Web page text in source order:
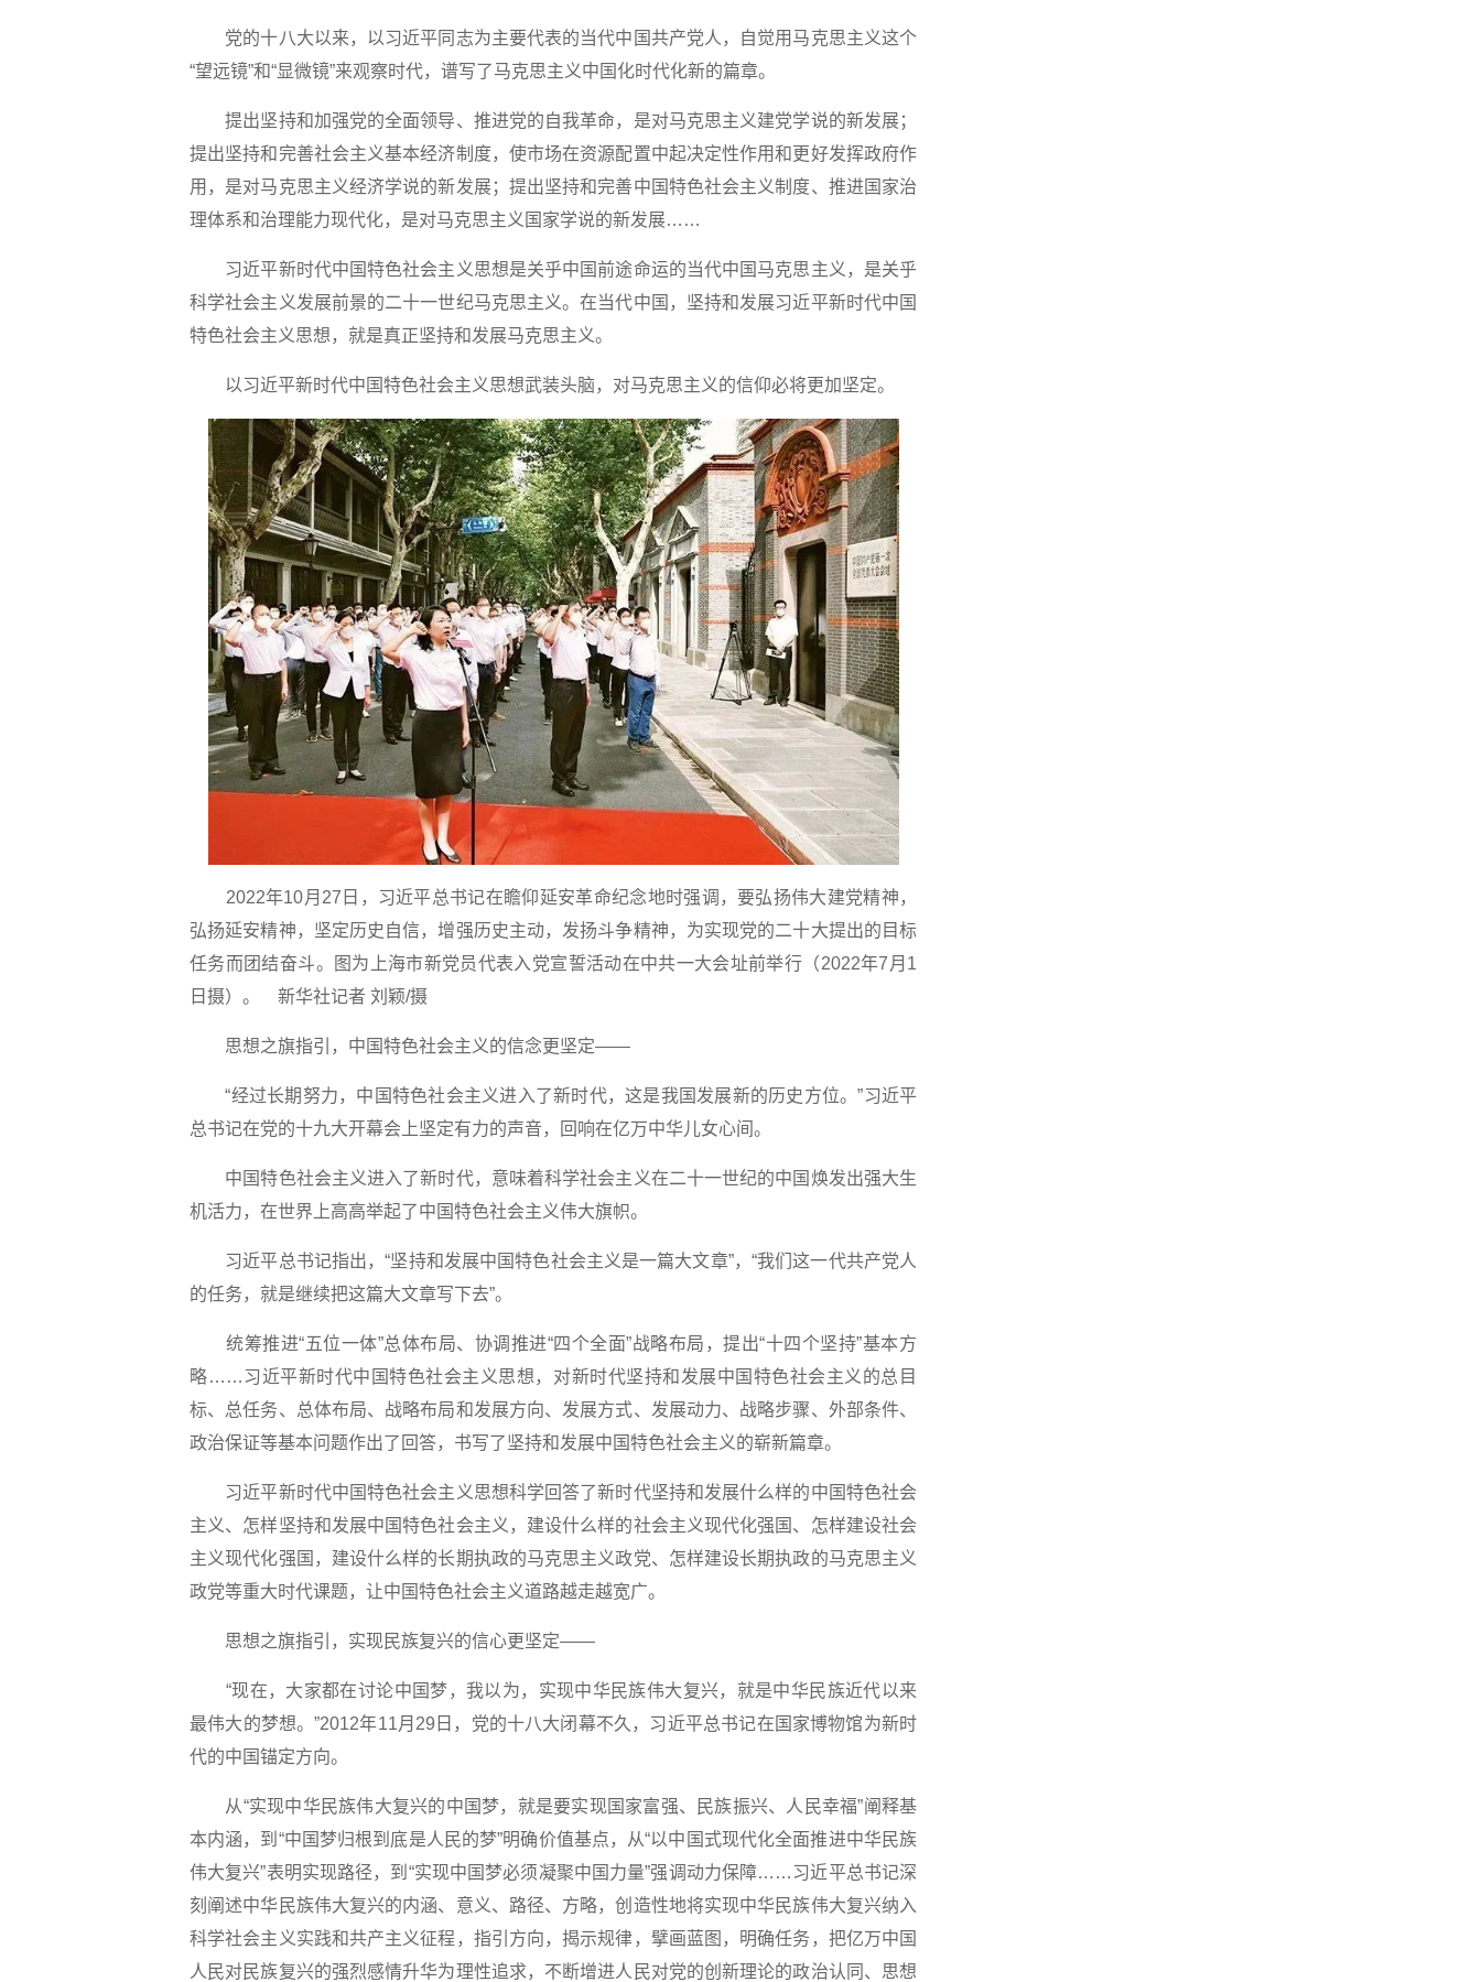
党的十八大以来，以习近平同志为主要代表的当代中国共产党人，自觉用马克思主义这个
“望远镜”和“显微镜”来观察时代，谱写了马克思主义中国化时代化新的篇章。
提出坚持和加强党的全面领导、推进党的自我革命，是对马克思主义建党学说的新发展；
提出坚持和完善社会主义基本经济制度，使市场在资源配置中起决定性作用和更好发挥政府作
用，是对马克思主义经济学说的新发展；提出坚持和完善中国特色社会主义制度、推进国家治
理体系和治理能力现代化，是对马克思主义国家学说的新发展……
习近平新时代中国特色社会主义思想是关乎中国前途命运的当代中国马克思主义，是关乎
科学社会主义发展前景的二十一世纪马克思主义。在当代中国，坚持和发展习近平新时代中国
特色社会主义思想，就是真正坚持和发展马克思主义。
以习近平新时代中国特色社会主义思想武装头脑，对马克思主义的信仰必将更加坚定。
2022年10月27日，习近平总书记在瞻仰延安革命纪念地时强调，要弘扬伟大建党精神，
弘扬延安精神，坚定历史自信，增强历史主动，发扬斗争精神，为实现党的二十大提出的目标
任务而团结奋斗。图为上海市新党员代表入党宣誓活动在中共一大会址前举行（2022年7月1
日摄）。 新华社记者 刘颖/摄
思想之旗指引，中国特色社会主义的信念更坚定——
“经过长期努力，中国特色社会主义进入了新时代，这是我国发展新的历史方位。”习近平
总书记在党的十九大开幕会上坚定有力的声音，回响在亿万中华儿女心间。
中国特色社会主义进入了新时代，意味着科学社会主义在二十一世纪的中国焕发出强大生
机活力，在世界上高高举起了中国特色社会主义伟大旗帜。
习近平总书记指出，“坚持和发展中国特色社会主义是一篇大文章”，“我们这一代共产党人
的任务，就是继续把这篇大文章写下去”。
统筹推进“五位一体”总体布局、协调推进“四个全面”战略布局，提出“十四个坚持”基本方
略……习近平新时代中国特色社会主义思想，对新时代坚持和发展中国特色社会主义的总目
标、总任务、总体布局、战略布局和发展方向、发展方式、发展动力、战略步骤、外部条件、
政治保证等基本问题作出了回答，书写了坚持和发展中国特色社会主义的崭新篇章。
习近平新时代中国特色社会主义思想科学回答了新时代坚持和发展什么样的中国特色社会
主义、怎样坚持和发展中国特色社会主义，建设什么样的社会主义现代化强国、怎样建设社会
主义现代化强国，建设什么样的长期执政的马克思主义政党、怎样建设长期执政的马克思主义
政党等重大时代课题，让中国特色社会主义道路越走越宽广。
思想之旗指引，实现民族复兴的信心更坚定——
“现在，大家都在讨论中国梦，我以为，实现中华民族伟大复兴，就是中华民族近代以来
最伟大的梦想。”2012年11月29日，党的十八大闭幕不久，习近平总书记在国家博物馆为新时
代的中国锚定方向。
从“实现中华民族伟大复兴的中国梦，就是要实现国家富强、民族振兴、人民幸福”阐释基
本内涵，到“中国梦归根到底是人民的梦”明确价值基点，从“以中国式现代化全面推进中华民族
伟大复兴”表明实现路径，到“实现中国梦必须凝聚中国力量”强调动力保障……习近平总书记深
刻阐述中华民族伟大复兴的内涵、意义、路径、方略，创造性地将实现中华民族伟大复兴纳入
科学社会主义实践和共产主义征程，指引方向，揭示规律，擘画蓝图，明确任务，把亿万中国
人民对民族复兴的强烈感情升华为理性追求，不断增进人民对党的创新理论的政治认同、思想